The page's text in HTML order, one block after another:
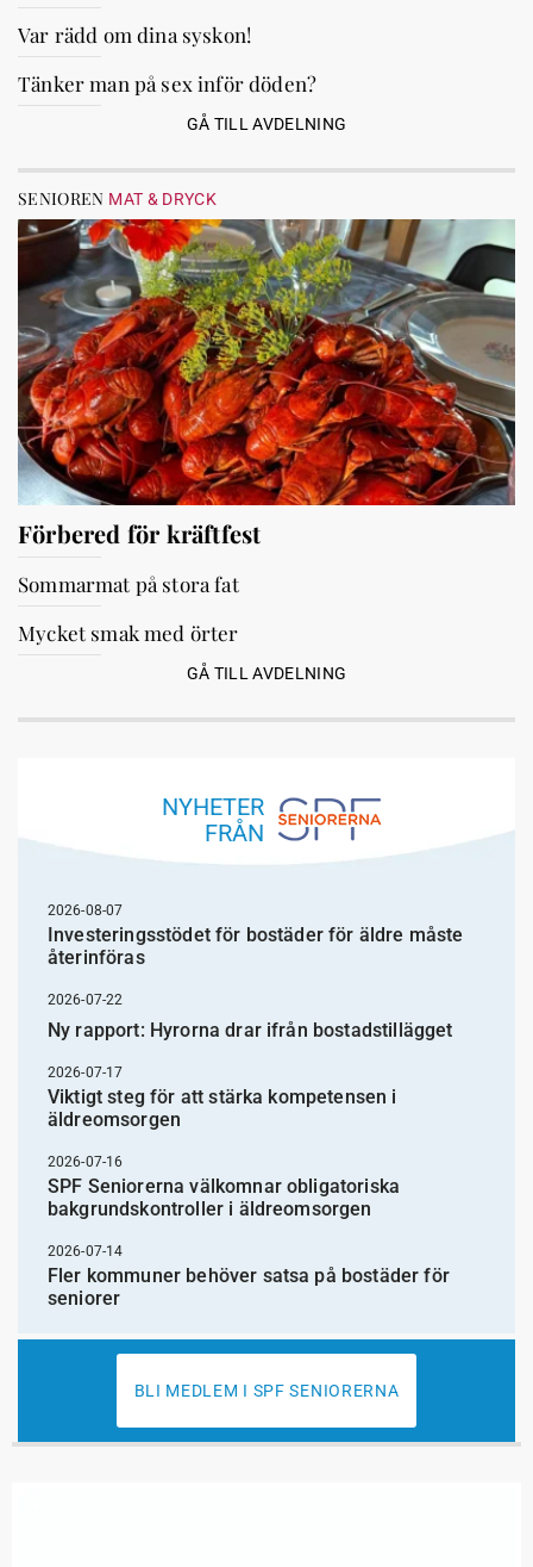
Var rädd om dina syskon!
Tänker man på sex inför döden?
GÅ TILL AVDELNING
SENIOREN MAT & DRYCK
Förbered för kräftfest
Sommarmat på stora fat
Mycket smak med örter
GÅ TILL AVDELNING
NYHETER
FRÅN
2026-08-07
Investeringsstödet för bostäder för äldre måste
återinföras
2026-07-22
Ny rapport: Hyrorna drar ifrån bostadstillägget
2026-07-17
Viktigt steg för att stärka kompetensen i
äldreomsorgen
2026-07-16
SPF Seniorerna välkomnar obligatoriska
bakgrundskontroller i äldreomsorgen
2026-07-14
Fler kommuner behöver satsa på bostäder för
seniorer
BLI MEDLEM I SPF SENIORERNA